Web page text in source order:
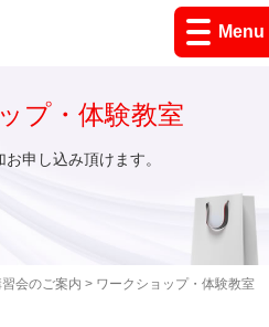
Menu
会のご案内 > ワークショップ・体験教室
プ・体験教室
申し込み頂けます。